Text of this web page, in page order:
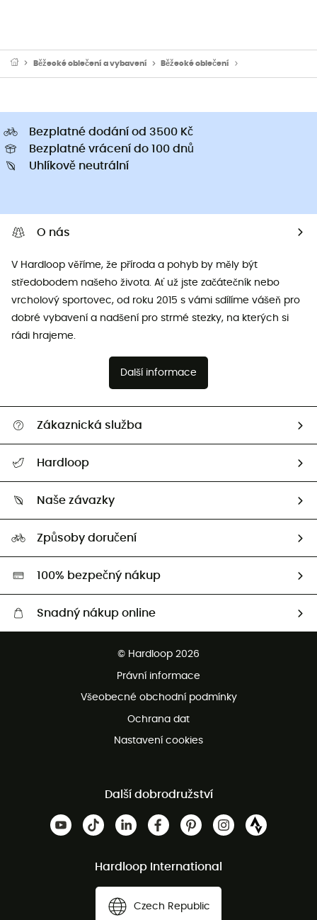
Běžecké oblečení a vybavení Běžecké oblečení
Bezplatné dodání od 3500 Kč
Bezplatné vrácení do 100 dnů
Uhlíkově neutrální
O nás
V Hardloop věříme, že příroda a pohyb by měly být
středobodem našeho života. Ať už jste začátečník nebo
vrcholový sportovec, od roku 2015 s vámi sdílíme vášeň pro
dobré vybavení a nadšení pro strmé stezky, na kterých si
rádi hrajeme.
Další informace
Zákaznická služba
Vrácení zboží a peněz
Hardloop
Naši Ambasadoři
Naše závazky
HardGreen
Způsoby doručení
100% bezpečný nákup
Snadný nákup online
Bezplatná zákaznická služba
© Hardloop 2026
Právní informace
Všeobecné obchodní podmínky
Ochrana dat
Nastavení cookies
Další dobrodružství
Hardloop International
Czech Republic